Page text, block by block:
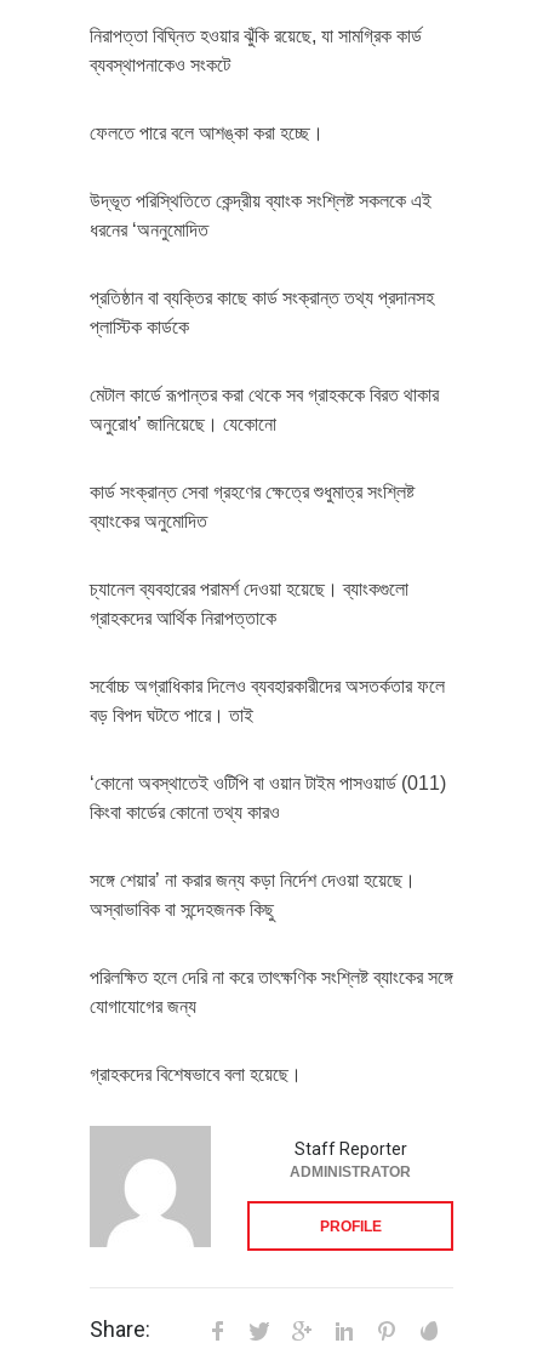
নিরাপত্তা বিঘ্নিত হওয়ার ঝুঁকি রয়েছে, যা সামগ্রিক কার্ড
ব্যবস্থাপনাকেও সংকটে
ফেলতে পারে বলে আশঙ্কা করা হচ্ছে।
উদ্ভূত পরিস্থিতিতে কেন্দ্রীয় ব্যাংক সংশ্লিষ্ট সকলকে এই
ধরনের ‘অননুমোদিত
প্রতিষ্ঠান বা ব্যক্তির কাছে কার্ড সংক্রান্ত তথ্য প্রদানসহ
প্লাস্টিক কার্ডকে
মেটাল কার্ডে রূপান্তর করা থেকে সব গ্রাহককে বিরত থাকার
অনুরোধ’ জানিয়েছে। যেকোনো
কার্ড সংক্রান্ত সেবা গ্রহণের ক্ষেত্রে শুধুমাত্র সংশ্লিষ্ট
ব্যাংকের অনুমোদিত
চ্যানেল ব্যবহারের পরামর্শ দেওয়া হয়েছে। ব্যাংকগুলো
গ্রাহকদের আর্থিক নিরাপত্তাকে
সর্বোচ্চ অগ্রাধিকার দিলেও ব্যবহারকারীদের অসতর্কতার ফলে
বড় বিপদ ঘটতে পারে। তাই
‘কোনো অবস্থাতেই ওটিপি বা ওয়ান টাইম পাসওয়ার্ড (011)
কিংবা কার্ডের কোনো তথ্য কারও
সঙ্গে শেয়ার’ না করার জন্য কড়া নির্দেশ দেওয়া হয়েছে।
অস্বাভাবিক বা সন্দেহজনক কিছু
পরিলক্ষিত হলে দেরি না করে তাৎক্ষণিক সংশ্লিষ্ট ব্যাংকের সঙ্গে
যোগাযোগের জন্য
গ্রাহকদের বিশেষভাবে বলা হয়েছে।
Staff Reporter
ADMINISTRATOR
PROFILE
Share: